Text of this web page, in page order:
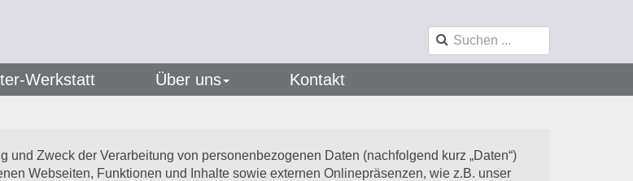
Werkstatt Über uns Kontakt
Zweck der Verarbeitung von personenbezogenen Daten (nachfolgend kurz „Daten“)
Webseiten, Funktionen und Inhalte sowie externen Onlinepräsenzen, wie z.B. unser